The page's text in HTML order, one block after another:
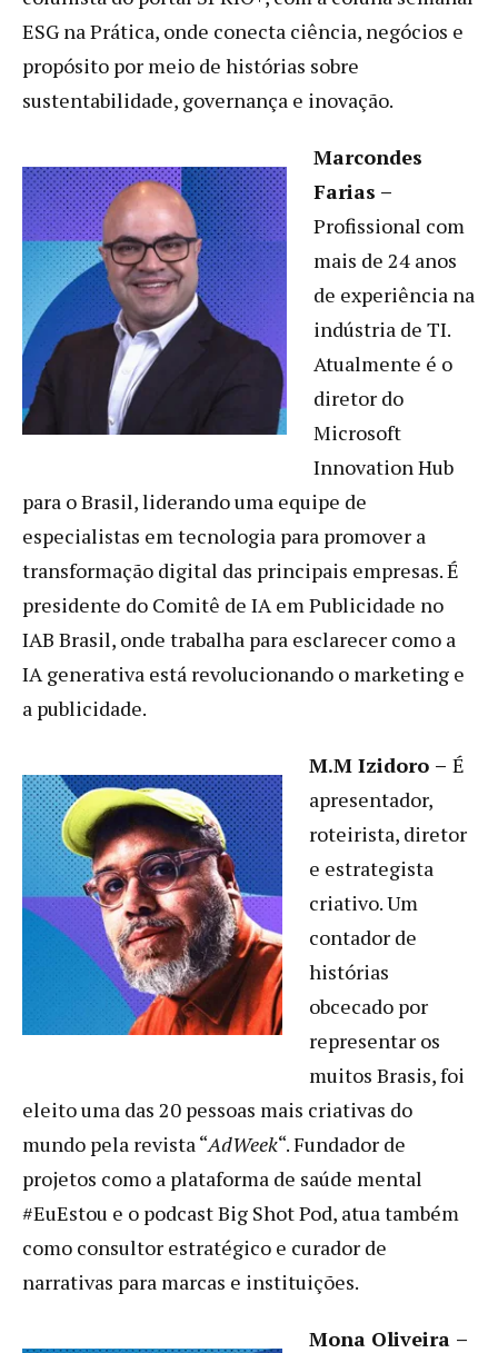
ESG na Prática, onde conecta ciência, negócios e
propósito por meio de histórias sobre
sustentabilidade, governança e inovação.
Marcondes
Farias –
Profissional com
mais de 24 anos
de experiência na
indústria de TI.
Atualmente é o
diretor do
Microsoft
Innovation Hub
para o Brasil, liderando uma equipe de
especialistas em tecnologia para promover a
transformação digital das principais empresas. É
presidente do Comitê de IA em Publicidade no
IAB Brasil, onde trabalha para esclarecer como a
IA generativa está revolucionando o marketing e
a publicidade.
M.M Izidoro – É
apresentador,
roteirista, diretor
e estrategista
criativo. Um
contador de
histórias
obcecado por
representar os
muitos Brasis, foi
eleito uma das 20 pessoas mais criativas do
mundo pela revista “AdWeek“. Fundador de
projetos como a plataforma de saúde mental
#EuEstou e o podcast Big Shot Pod, atua também
como consultor estratégico e curador de
narrativas para marcas e instituições.
Mona Oliveira –